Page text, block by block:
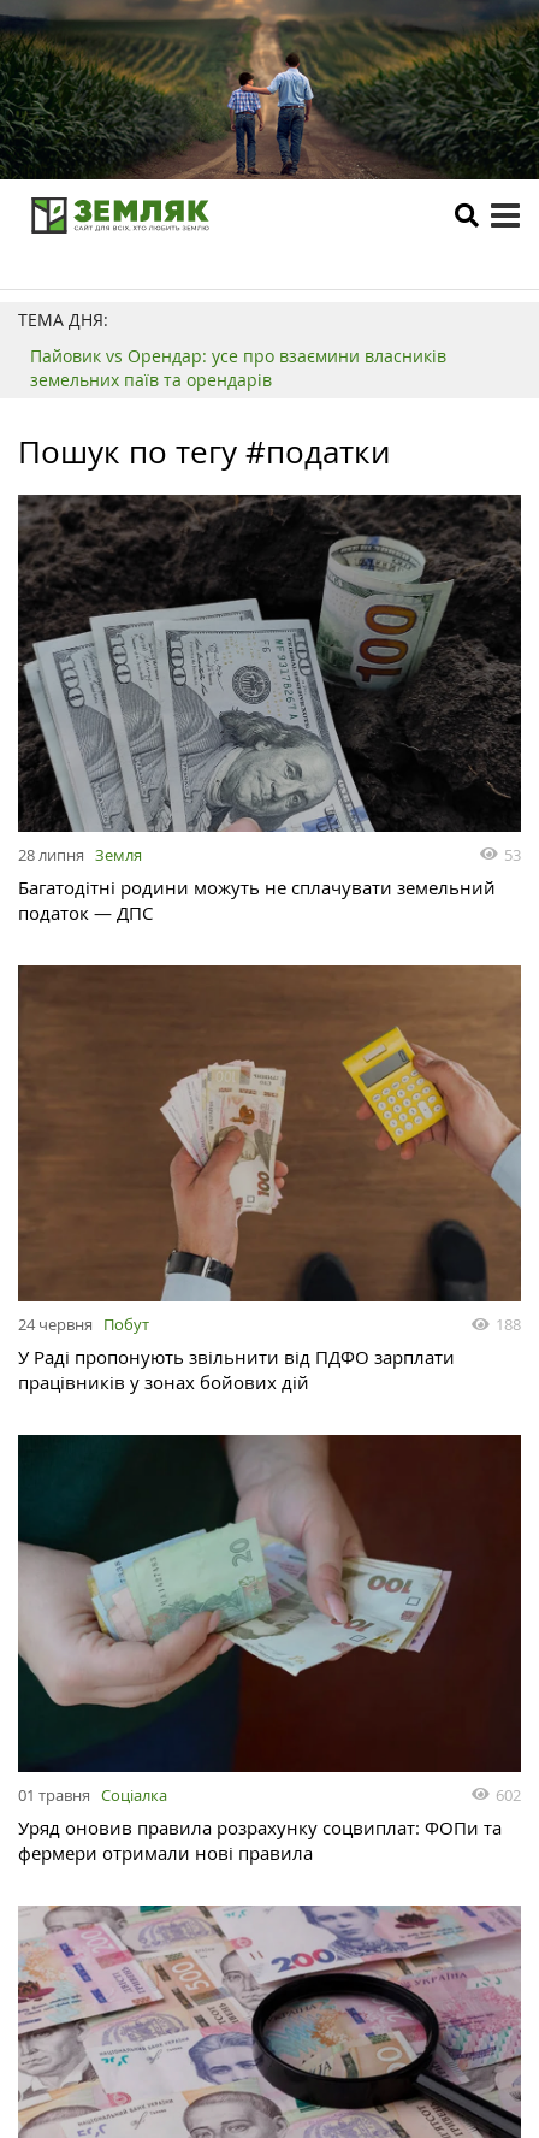
ТЕМА ДНЯ:
Пайовик vs Орендар: усе про взаємини власників
земельних паїв та орендарів
Пошук по тегу #податки
28 липня Земля 53
Багатодітні родини можуть не сплачувати земельний
податок — ДПС
24 червня Побут 188
У Раді пропонують звільнити від ПДФО зарплати
працівників у зонах бойових дій
01 травня Соціалка 602
Уряд оновив правила розрахунку соцвиплат: ФОПи та
фермери отримали нові правила